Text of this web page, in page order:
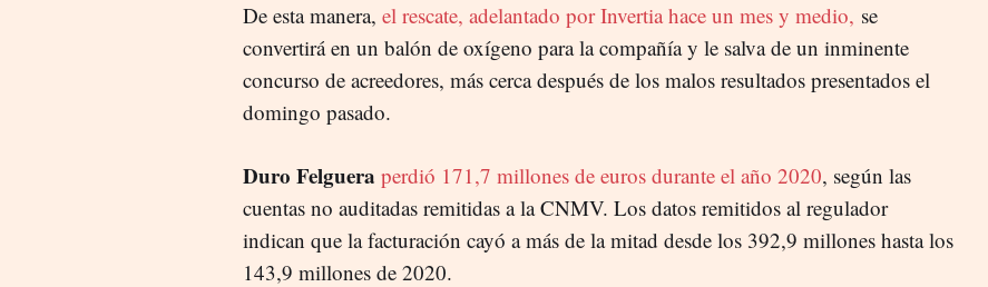
De esta manera, el rescate, adelantado por Invertia hace un mes y medio, se
convertirá en un balón de oxígeno para la compañía y le salva de un inminente
concurso de acreedores, más cerca después de los malos resultados presentados el
domingo pasado.
Duro Felguera perdió 171,7 millones de euros durante el año 2020, según las
cuentas no auditadas remitidas a la CNMV. Los datos remitidos al regulador
indican que la facturación cayó a más de la mitad desde los 392,9 millones hasta los
143,9 millones de 2020.